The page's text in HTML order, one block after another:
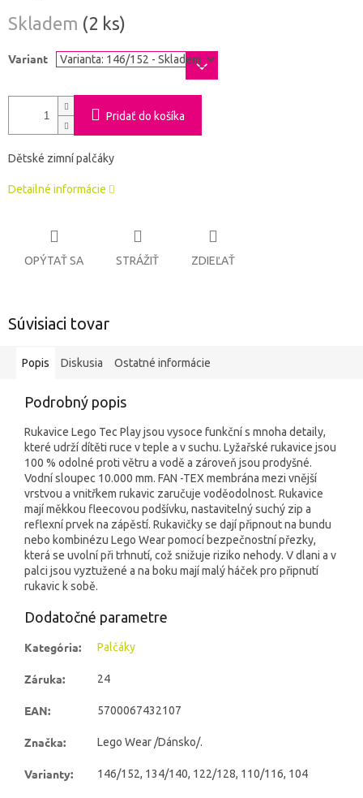
cena:
Skladem (2 ks)
Variant
Pridať do košíka
Dětské zimní palčáky
Detailné informácie
OPÝTAŤ SA STRÁŽIŤ ZDIEĽAŤ
Súvisiaci tovar
Popis Diskusia Ostatné informácie
Podrobný popis
Rukavice Lego Tec Play jsou vysoce funkční s mnoha detaily,
které udrží dítěti ruce v teple a v suchu. Lyžařské rukavice jsou
100 % odolné proti větru a vodě a zároveň jsou prodyšné.
Vodní sloupec 10.000 mm. FAN -TEX membrána mezi vnější
vrstvou a vnitřkem rukavic zaručuje voděodolnost. Rukavice
mají měkkou fleecovou podšívku, nastavitelný suchý zip a
reflexní prvek na zápěstí. Rukavičky se dají připnout na bundu
nebo kombinézu Lego Wear pomocí bezpečnostní přezky,
která se uvolní při trhnutí, což snižuje riziko nehody. V dlani a v
palci jsou vyztužené a na boku mají malý háček pro připnutí
rukavic k sobě.
Dodatočné parametre
Kategória: Palčáky
Záruka: 24
EAN: 5700067432107
Značka: Lego Wear /Dánsko/.
Varianty: 146/152, 134/140, 122/128, 110/116, 104